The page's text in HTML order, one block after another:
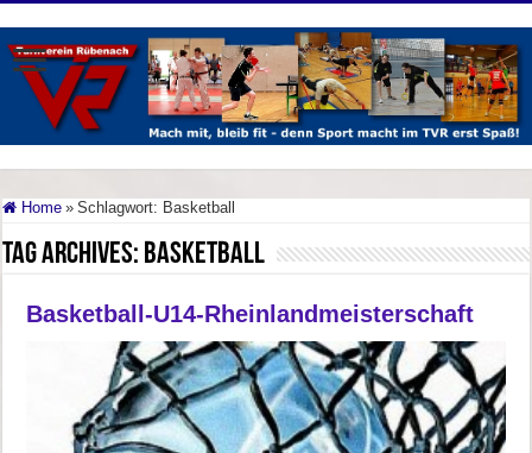
Home » Schlagwort: Basketball
Tag Archives: Basketball
Basketball-U14-Rheinlandmeisterschaft